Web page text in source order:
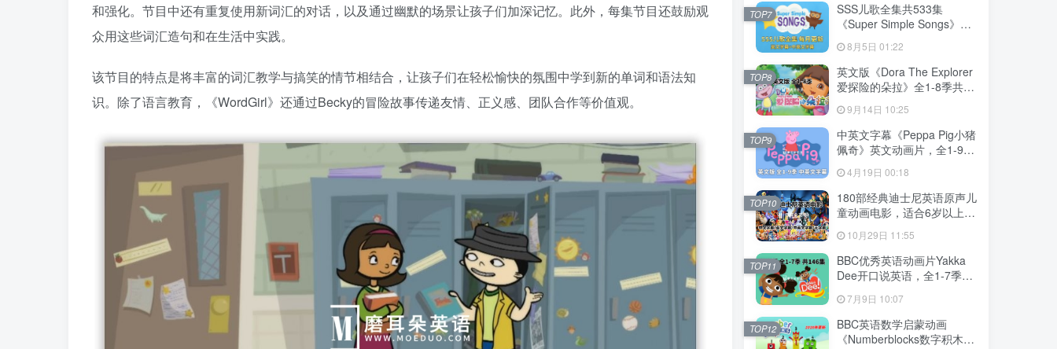
和强化。节目中还有重复使用新词汇的对话，以及通过幽默的场景让孩子们加深记忆。此外，每集节目还鼓励观
众用这些词汇造句和在生活中实践。
该节目的特点是将丰富的词汇教学与搞笑的情节相结合，让孩子们在轻松愉快的氛围中学到新的单词和语法知
识。除了语言教育，《WordGirl》还通过Becky的冒险故事传递友情、正义感、团队合作等价值观。
SSS儿歌全集共533集
《Super Simple Songs》
1080P高清视频带英文字幕
+中英文字幕+配套音频
MP3，百度网盘下载！
8月5日 01:22
TOP7
英文版《Dora The Explorer
爱探险的朵拉》全1-8季共
173集，带英文字幕和配套音
频MP3，百度网盘下载！
9月14日 10:25
TOP8
中英文字幕《Peppa Pig小猪
佩奇》英文动画片，全1-9季
共415集，1080P高清视频，
带配套音频MP3，百度网盘
下载！
4月19日 00:18
TOP9
180部经典迪士尼英语原声儿
童动画电影，适合6岁以上，
720P高清电影视频带中英文
字幕，百度网盘下载！
10月29日 11:55
TOP10
BBC优秀英语动画片Yakka
Dee开口说英语，全1-7季总
英文字幕，百度网盘下载！
7月9日 10:07
TOP11
BBC英语数学启蒙动画
《Numberblocks数字积木》
TOP12